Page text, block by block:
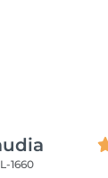
1660